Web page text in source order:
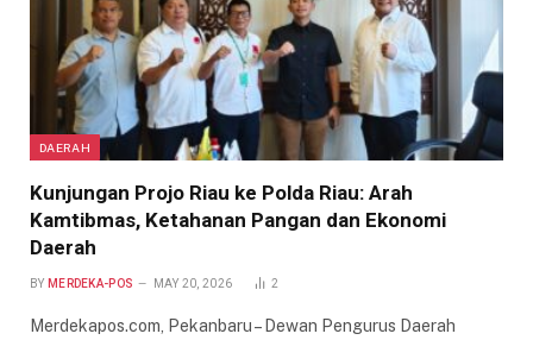
DAERAH
Kunjungan Projo Riau ke Polda Riau: Arah
Kamtibmas, Ketahanan Pangan dan Ekonomi
Daerah
BY MERDEKA-POS MAY 20, 2026 2
Merdekapos.com, Pekanbaru – Dewan Pengurus Daerah